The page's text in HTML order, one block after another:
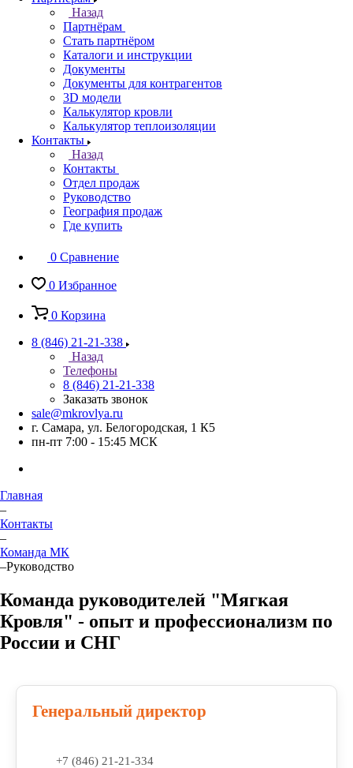
Назад
Партнёрам
Стать партнёром
Каталоги и инструкции
Документы
Документы для контрагентов
3D модели
Калькулятор кровли
Калькулятор теплоизоляции
Контакты
Назад
Контакты
Отдел продаж
Руководство
География продаж
Где купить
0 Сравнение
0 Избранное
0 Корзина
8 (846) 21-21-338
Назад
Телефоны
8 (846) 21-21-338
Заказать звонок
sale@mkrovlya.ru
г. Самара, ул. Белогородская, 1 К5
пн-пт 7:00 - 15:45 МСК
Главная
–
Контакты
–
Команда МК
–Руководство
Команда руководителей "Мягкая
Кровля" - опыт и профессионализм по
России и СНГ
Генеральный директор
+7 (846) 21-21-334